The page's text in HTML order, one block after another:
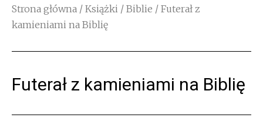
Strona główna / Książki / Biblie / Futerał z
kamieniami na Biblię
Futerał z kamieniami na Biblię